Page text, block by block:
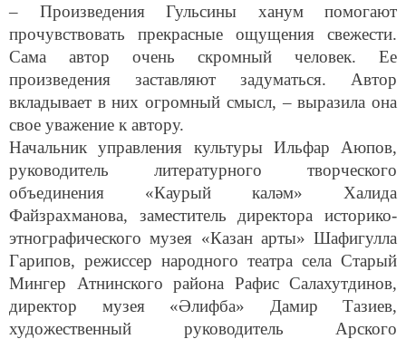
– Произведения Гульсины ханум помогают
прочувствовать прекрасные ощущения свежести.
Сама автор очень скромный человек. Ее
произведения заставляют задуматься. Автор
вкладывает в них огромный смысл, – выразила она
свое уважение к автору.
Начальник управления культуры Ильфар Аюпов,
руководитель литературного творческого
объединения «Каурый каләм» Халида
Файзрахманова, заместитель директора историко-
этнографического музея «Казан арты» Шафигулла
Гарипов, режиссер народного театра села Старый
Мингер Атнинского района Рафис Салахутдинов,
директор музея «Әлифба» Дамир Тазиев,
художественный руководитель Арского